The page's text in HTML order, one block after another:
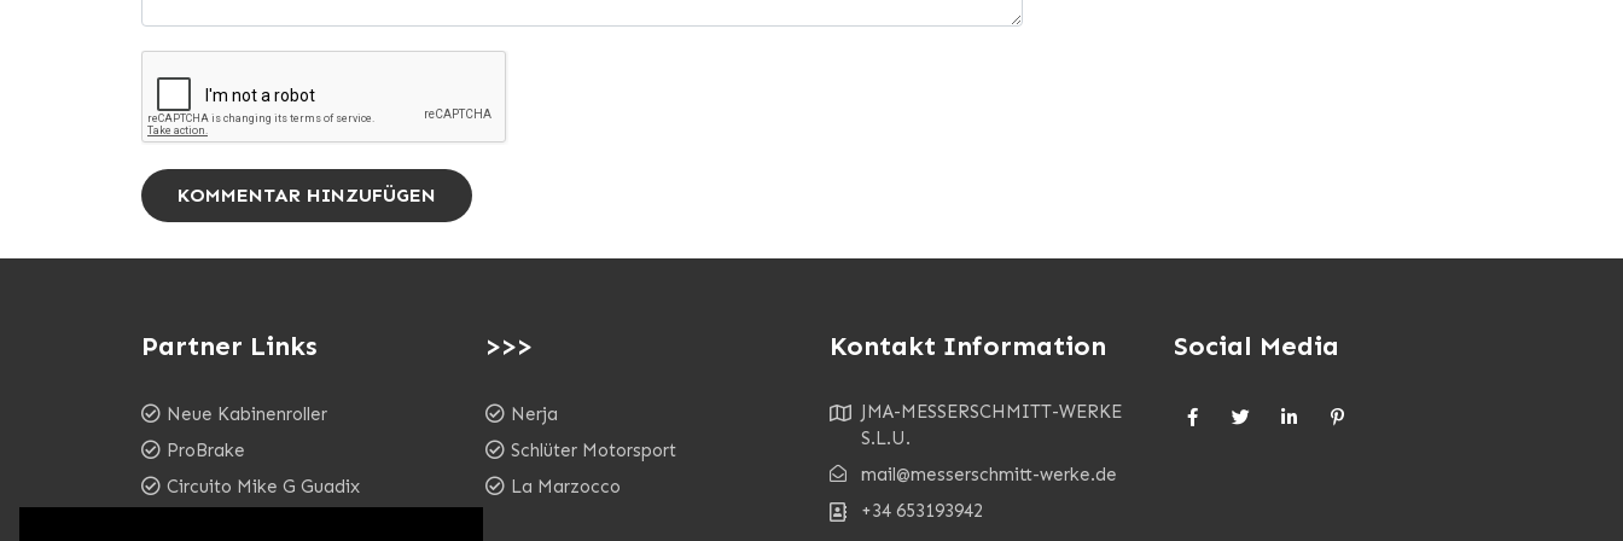
KOMMENTAR HINZUFÜGEN
Partner Links
Neue Kabinenroller
ProBrake
Circuito Mike G Guadix
>>>
Nerja
Schlüter Motorsport
La Marzocco
Kontakt Information
JMA-MESSERSCHMITT-WERKE
S.L.U.
mail@messerschmitt-werke.de
+34 653193942
Social Media